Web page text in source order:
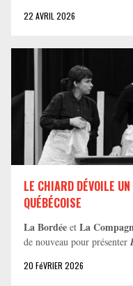
22 AVRIL 2026
LE CHIARD DÉVOILE
QUÉBÉCOISE
La Bordée et La
de nouveau pour présenter
20 FéVRIER 2026